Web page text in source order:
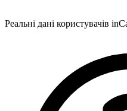
Реальні дані користувачів